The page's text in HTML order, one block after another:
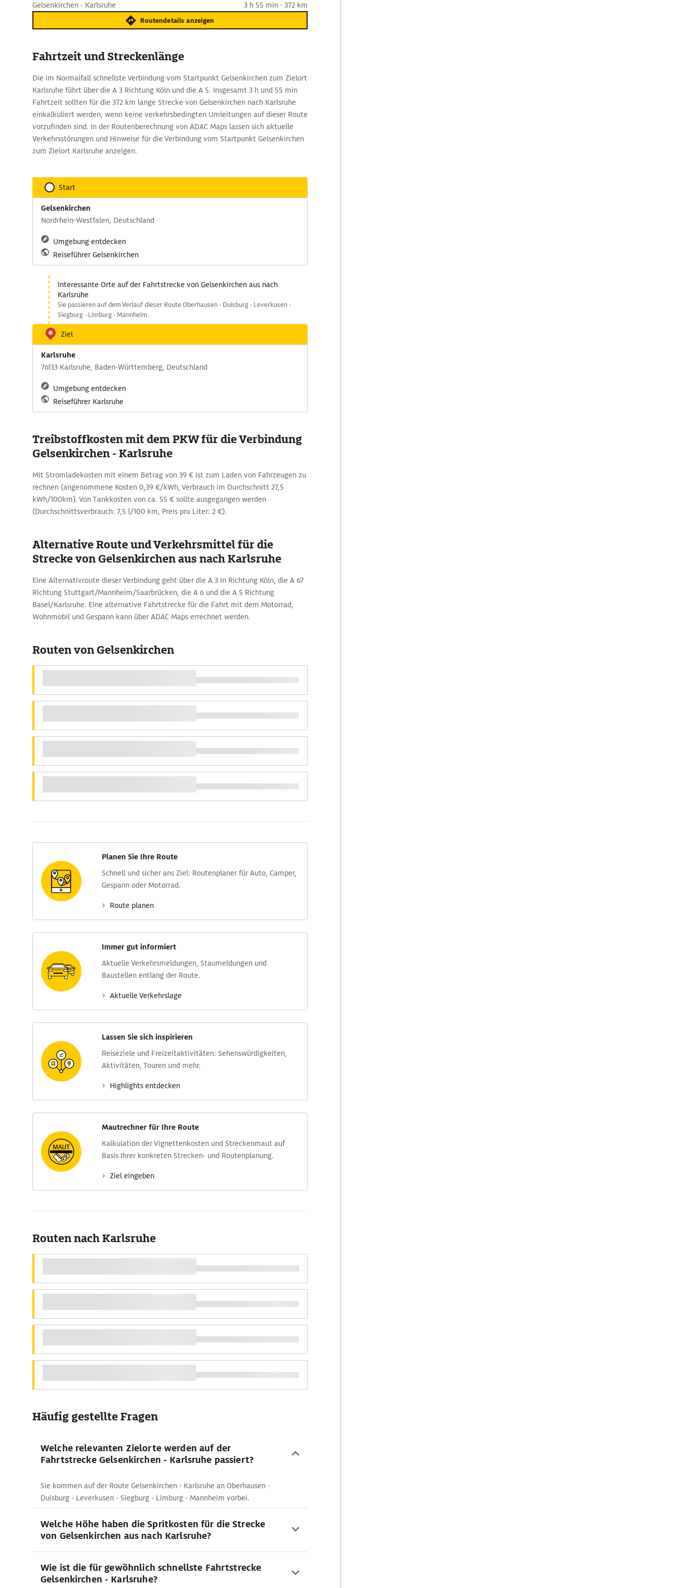
Gelsenkirchen - Karlsruhe 3 h 55 min · 372 km
Routendetails anzeigen
Fahrtzeit und Streckenlänge
Die im Normalfall schnellste Verbindung vom Startpunkt Gelsenkirchen zum Zielort
Karlsruhe führt über die A 3 Richtung Köln und die A 5. Insgesamt 3 h und 55 min
Fahrtzeit sollten für die 372 km lange Strecke von Gelsenkirchen nach Karlsruhe
einkalkuliert werden, wenn keine verkehrsbedingten Umleitungen auf dieser Route
vorzufinden sind. In der Routenberechnung von ADAC Maps lassen sich aktuelle
Verkehrsstörungen und Hinweise für die Verbindung vom Startpunkt Gelsenkirchen
zum Zielort Karlsruhe anzeigen.
Start
Gelsenkirchen
Nordrhein-Westfalen, Deutschland
Umgebung entdecken
Reiseführer Gelsenkirchen
Interessante Orte auf der Fahrtstrecke von Gelsenkirchen aus nach
Karlsruhe
Sie passieren auf dem Verlauf dieser Route Oberhausen - Duisburg - Leverkusen -
Siegburg - Limburg - Mannheim.
Ziel
Karlsruhe
76133 Karlsruhe, Baden-Württemberg, Deutschland
Umgebung entdecken
Reiseführer Karlsruhe
Treibstoffkosten mit dem PKW für die Verbindung
Gelsenkirchen - Karlsruhe
Mit Stromladekosten mit einem Betrag von 39 € ist zum Laden von Fahrzeugen zu
rechnen (angenommene Kosten 0,39 €/kWh, Verbrauch im Durchschnitt 27,5
kWh/100km). Von Tankkosten von ca. 55 € sollte ausgegangen werden
(Durchschnittsverbrauch: 7,5 l/100 km, Preis pro Liter: 2 €).
Alternative Route und Verkehrsmittel für die
Strecke von Gelsenkirchen aus nach Karlsruhe
Eine Alternativroute dieser Verbindung geht über die A 3 in Richtung Köln, die A 67
Richtung Stuttgart/Mannheim/Saarbrücken, die A 6 und die A 5 Richtung
Basel/Karlsruhe. Eine alternative Fahrtstrecke für die Fahrt mit dem Motorrad,
Wohnmobil und Gespann kann über ADAC Maps errechnet werden.
Routen von Gelsenkirchen
Planen Sie Ihre Route
Schnell und sicher ans Ziel: Routen­planer für Auto, Camper,
Gespann oder Motorrad.
Route planen
Immer gut informiert
Aktuelle Verkehrs­meldungen, Stau­meldungen und
Baustellen entlang der Route.
Aktuelle Verkehrs­lage
Lassen Sie sich inspirieren
Reise­ziele und Freizeit­aktivitäten: Sehens­würdig­keiten,
Aktivitäten, Touren und mehr.
Highlights entdecken
Mautrechner für Ihre Route
Kalkulation der Vignettenkosten und Streckenmaut auf
Basis Ihrer konkreten Strecken- und Routenplanung.
Ziel eingeben
Routen nach Karlsruhe
Häufig gestellte Fragen
Welche relevanten Zielorte werden auf der
Fahrtstrecke Gelsenkirchen - Karlsruhe passiert?
Sie kommen auf der Route Gelsenkirchen - Karlsruhe an Oberhausen -
Duisburg - Leverkusen - Siegburg - Limburg - Mannheim vorbei.
Welche Höhe haben die Spritkosten für die Strecke
von Gelsenkirchen aus nach Karlsruhe?
Wie ist die für gewöhnlich schnellste Fahrtstrecke
Gelsenkirchen - Karlsruhe?